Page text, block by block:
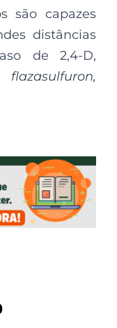
são capazes
distâncias
de 2,4-D,